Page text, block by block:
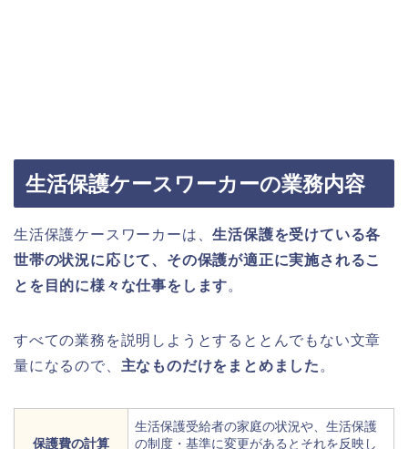
生活保護ケースワーカーの業務内容
生活保護ケースワーカーは、生活保護を受けている各
世帯の状況に応じて、その保護が適正に実施されるこ
とを目的に様々な仕事をします。
すべての業務を説明しようとするととんでもない文章
量になるので、 主なものだけをまとめました。
保護費の計算
生活保護受給者の家庭の状況や、生活保護
の制度・基準に変更があるとそれを反映し